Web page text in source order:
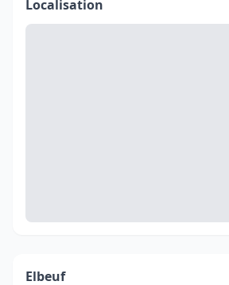
Localisation
Elbeuf